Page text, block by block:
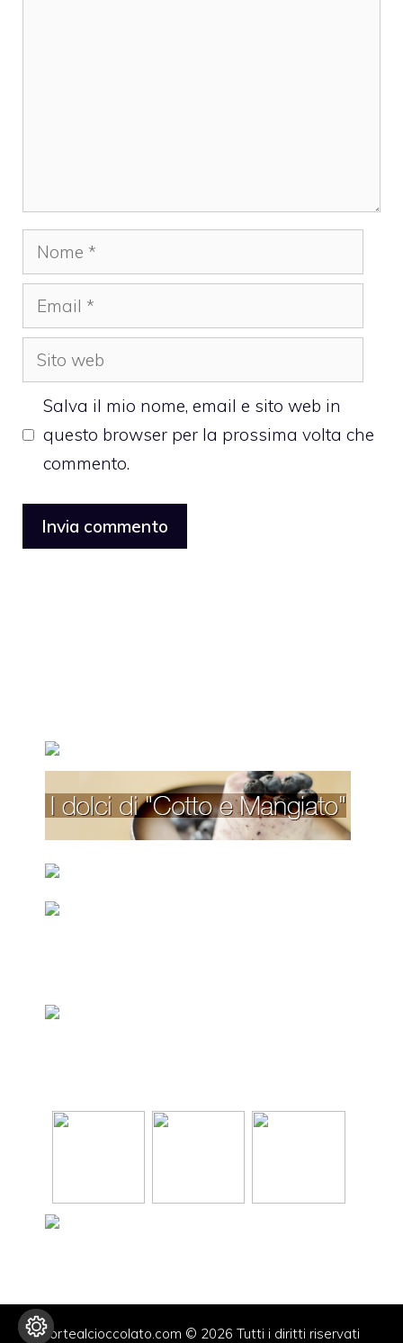
Nome
Email
Sito
web
Salva il mio nome, email e sito web in
questo browser per la prossima volta che
commento.
tortealcioccolato.com © 2026 Tutti i diritti riservati